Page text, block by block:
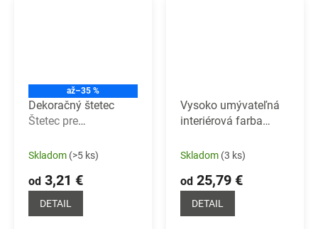
až–35 %
Dekoračný štetec
Štetec pre
Skladom (>5 ks)
od 3,21 €
DETAIL
Vysoko umývateľná
interiérová farba
Skladom (3 ks)
od 25,79 €
DETAIL